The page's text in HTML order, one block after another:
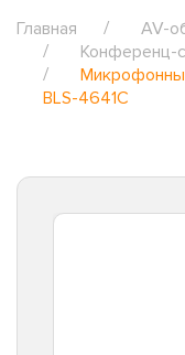
Главная
AV-
Конференц-
BLS-4641C